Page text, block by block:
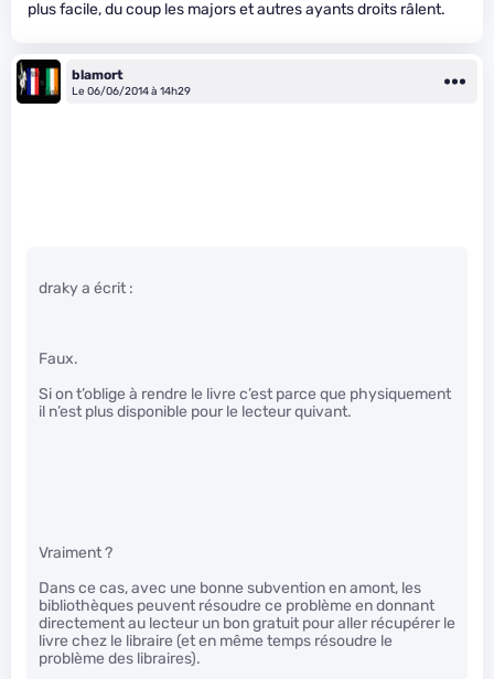
plus facile, du coup les majors et autres ayants droits râlent.
blamort
Le 06/06/2014 à 14h29
draky a écrit :
Faux.
Si on t’oblige à rendre le livre c’est parce que physiquement
il n’est plus disponible pour le lecteur quivant.
Vraiment ?
Dans ce cas, avec une bonne subvention en amont, les
bibliothèques peuvent résoudre ce problème en donnant
directement au lecteur un bon gratuit pour aller récupérer le
livre chez le libraire (et en même temps résoudre le
problème des libraires).